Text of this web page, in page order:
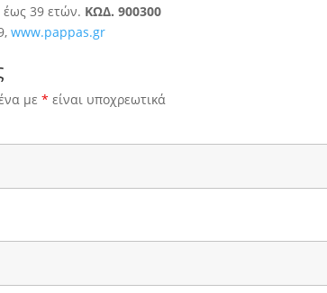
έως 39 ετών. ΚΩΔ. 900300
www.pappas.gr
με* είναι υποχρεωτικά